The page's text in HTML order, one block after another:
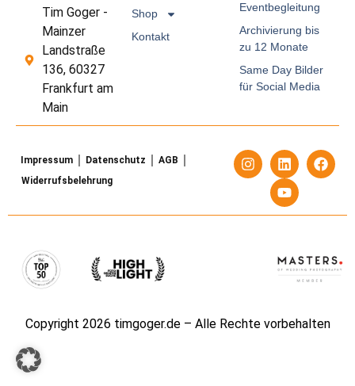
Tim Goger -
Mainzer
Landstraße
136, 60327
Frankfurt am
Main
Shop
Kontakt
Eventbegleitung
Archivierung bis
zu 12 Monate
Same Day Bilder
für Social Media
Impressum Datenschutz
AGB
Widerrufsbelehrung
Copyright 2026 timgoger.de – Alle Rechte vorbehalten